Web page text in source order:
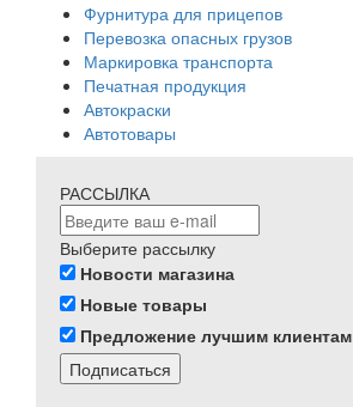
Фурнитура для прицепов
Перевозка опасных грузов
Маркировка транспорта
Печатная продукция
Автокраски
Автотовары
РАССЫЛКА
Выберите рассылку
Новости магазина
Новые товары
Предложение лучшим клиентам
Подписаться